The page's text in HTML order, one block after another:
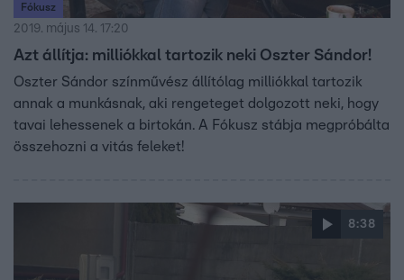
Fókusz
2019. május 14. 17:20
Azt állítja: milliókkal tartozik neki Oszter Sándor!
Oszter Sándor színművész állítólag milliókkal tartozik
annak a munkásnak, aki rengeteget dolgozott neki, hogy
tavai lehessenek a birtokán. A Fókusz stábja megpróbálta
összehozni a vitás feleket!
8:38